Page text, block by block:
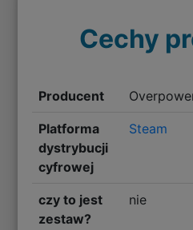
Cechy
Producent
Platforma
dystrybucji
cyfrowej
Steam
czy to jest
zestaw?
nie